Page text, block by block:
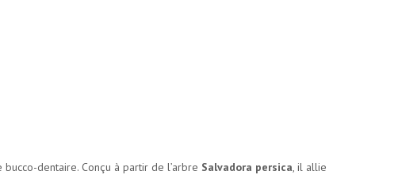
dentaire. Conçu à partir de l’arbre Salvadora persica, il allie